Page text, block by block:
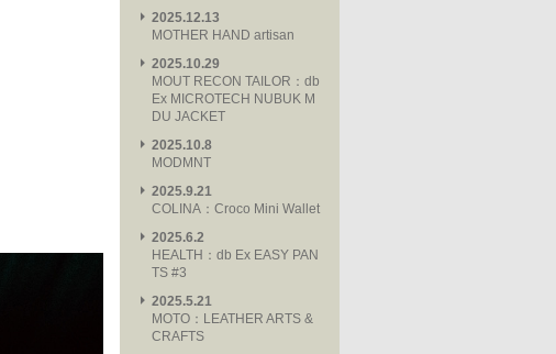
2025.12.13
MOTHER HAND artisan
2025.10.29
MOUT RECON TAILOR：db
Ex MICROTECH NUBUK M
DU JACKET
2025.10.8
MODMNT
2025.9.21
COLINA：Croco Mini Wallet
2025.6.2
HEALTH：db Ex EASY PAN
TS #3
2025.5.21
MOTO：LEATHER ARTS &
CRAFTS